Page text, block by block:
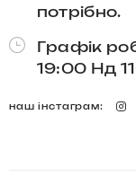
потрібно.
Графік
19:00 Нд
наш інстаграм: